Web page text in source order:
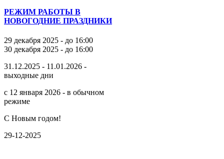
РЕЖИМ РАБОТЫ В
НОВОГОДНИЕ ПРАЗДНИКИ
29 декабря 2025 - до 16:00
30 декабря 2025 - до 16:00
31.12.2025 - 11.01.2026 -
выходные дни
с 12 января 2026 - в обычном
режиме
С Новым годом!
29-12-2025